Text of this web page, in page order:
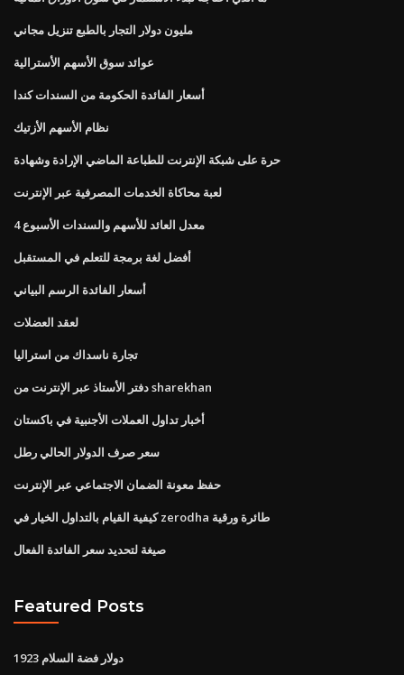
مليون دولار التجار بالطبع تنزيل مجاني
عوائد سوق الأسهم الأسترالية
أسعار الفائدة الحكومة من السندات كندا
نظام الأسهم الأزتيك
حرة على شبكة الإنترنت للطباعة الماضي الإرادة وشهادة
لعبة محاكاة الخدمات المصرفية عبر الإنترنت
معدل العائد للأسهم والسندات الأسبوع 4
أفضل لغة برمجة للتعلم في المستقبل
أسعار الفائدة الرسم البياني
لعقد العضلات
تجارة ناسداك من استراليا
دفتر الأستاذ عبر الإنترنت من sharekhan
أخبار تداول العملات الأجنبية في باكستان
سعر صرف الدولار الحالي رطل
حفظ معونة الضمان الاجتماعي عبر الإنترنت
كيفية القيام بالتداول الخيار في zerodha طائرة ورقية
صيغة لتحديد سعر الفائدة الفعال
Featured Posts
1923 دولار فضة السلام